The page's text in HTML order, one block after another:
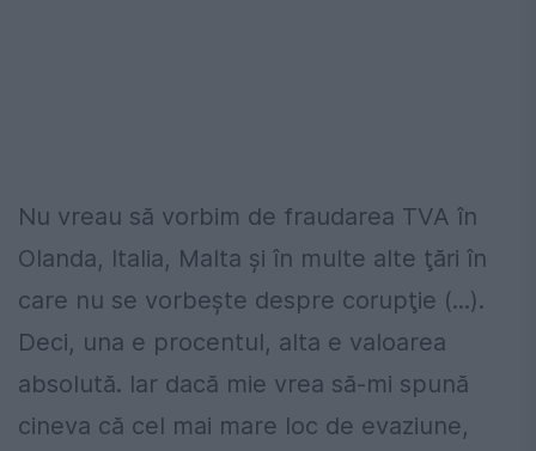
Nu vreau să vorbim de fraudarea TVA în
Olanda, Italia, Malta şi în multe alte ţări în
care nu se vorbeşte despre corupţie (...).
Deci, una e procentul, alta e valoarea
absolută. Iar dacă mie vrea să-mi spună
cineva că cel mai mare loc de evaziune,